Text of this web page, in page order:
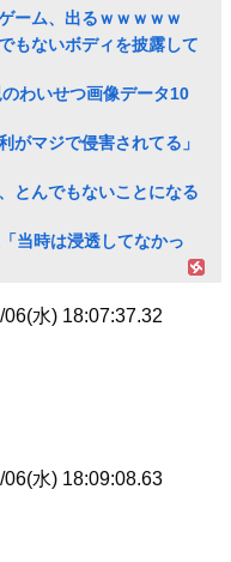
ーム、出るｗｗｗｗｗ
もないボディを披露して
わいせつ画像データ10
がマジで侵害されてる」
とんでもないことになる
当時は浸透してなかっ
06(水) 18:07:37.32
06(水) 18:09:08.63